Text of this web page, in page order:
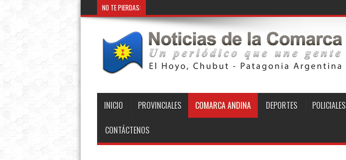
NO TE PIERDAS:
INICIO PROVINCIALES COMARCA ANDINA DEPORTES POLICIALES
CONTÁCTENOS